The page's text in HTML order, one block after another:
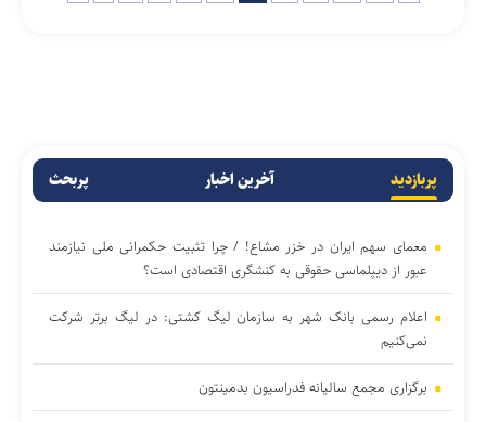
پربازدید آخرین اخبار پربحث
معمای سهم ایران در خزر مشاع! / چرا تثبیت حکمرانی ملی نیازمند
عبور از دیپلماسی حقوقی به کنشگری اقتصادی است؟
اعلام رسمی بانک شهر به سازمان لیگ کشتی: در لیگ برتر شرکت
نمی‌کنیم
برگزاری مجمع سالیانه فدراسیون بدمینتون